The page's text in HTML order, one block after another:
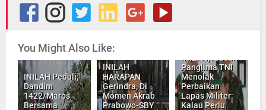
You Might Also Like:
INILAH Peduli,
Dandim
1422/Maros
Bersama
INILAH
HARAPAN
Gerindra, Di
Momen Akrab
Prabowo-SBY
INILAH, Alasan
Panglima TNI
Menolak
Perbaikan
Lapas Militer:
Kalau Perlu